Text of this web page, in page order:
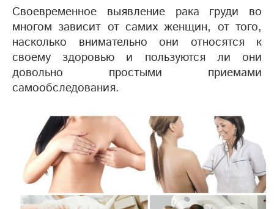
Своевременное выявление рака груди во
многом зависит от самих женщин, от того,
насколько внимательно они относятся к
своему здоровью и пользуются ли они
довольно простыми приемами
самообследования.